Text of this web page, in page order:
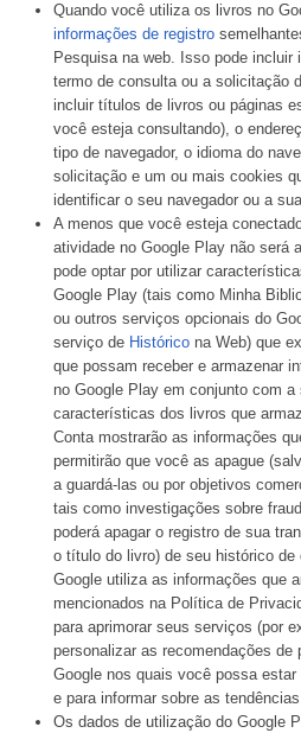
Quando você utiliza os livros no
informações de registro
Pesquisa na web. Isso pode
termo de consulta ou a solicitação
incluir títulos de livros ou páginas
você esteja consultando), o
tipo de navegador, o idioma do
solicitação e um ou mais cookies
identificar o seu navegador ou a
A menos que você esteja
atividade no Google Play não será
pode optar por utilizar
Google Play (tais como Minha
ou outros serviços opcionais do
serviço de Histórico na Web) que
que possam receber e armazenar
no Google Play em conjunto com a
características dos livros que
Conta mostrarão as informações
permitirão que você as apague
a guardá-las ou por objetivos
tais como investigações sobre
poderá apagar o registro de sua
o título do livro) de seu histórico
Google utiliza as informações que
mencionados na Política de
para aprimorar seus serviços (por
personalizar as recomendações de
Google nos quais você possa
e para informar sobre as
Os dados de utilização do Google